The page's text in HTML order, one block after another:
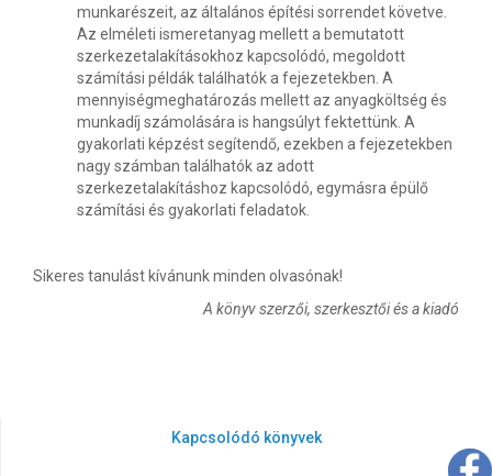
munkarészeit, az általános építési sorrendet követve.
Az elméleti ismeretanyag mellett a bemutatott
szerkezetalakításokhoz kapcsolódó, megoldott
számítási példák találhatók a fejezetekben. A
mennyiségmeghatározás mellett az anyagköltség és
munkadíj számolására is hangsúlyt fektettünk. A
gyakorlati képzést segítendő, ezekben a fejezetekben
nagy számban találhatók az adott
szerkezetalakításhoz kapcsolódó, egymásra épülő
számítási és gyakorlati feladatok.
Sikeres tanulást kívánunk minden olvasónak!
A könyv szerzői, szerkesztői és a kiadó
Kapcsolódó könyvek